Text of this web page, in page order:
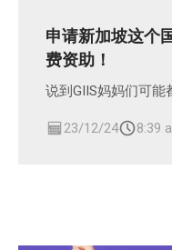
申请新加坡这个
费资助！
说到GIIS妈妈们可
23/12/24 8:39